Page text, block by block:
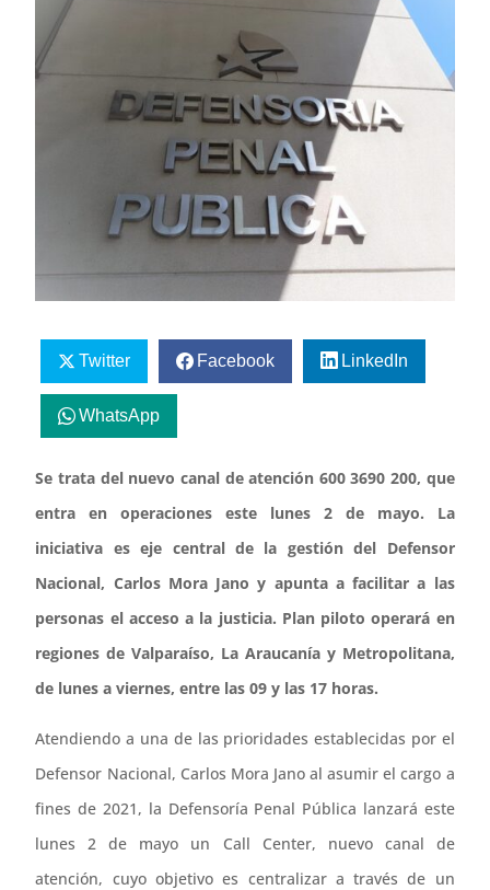
Twitter Facebook LinkedIn
WhatsApp
Se trata del nuevo canal de atención 600 3690 200, que
entra en operaciones este lunes 2 de mayo. La
iniciativa es eje central de la gestión del Defensor
Nacional, Carlos Mora Jano y apunta a facilitar a las
personas el acceso a la justicia. Plan piloto operará en
regiones de Valparaíso, La Araucanía y Metropolitana,
de lunes a viernes, entre las 09 y las 17 horas.
Atendiendo a una de las prioridades establecidas por el
Defensor Nacional, Carlos Mora Jano al asumir el cargo a
fines de 2021, la Defensoría Penal Pública lanzará este
lunes 2 de mayo un Call Center, nuevo canal de
atención, cuyo objetivo es centralizar a través de un